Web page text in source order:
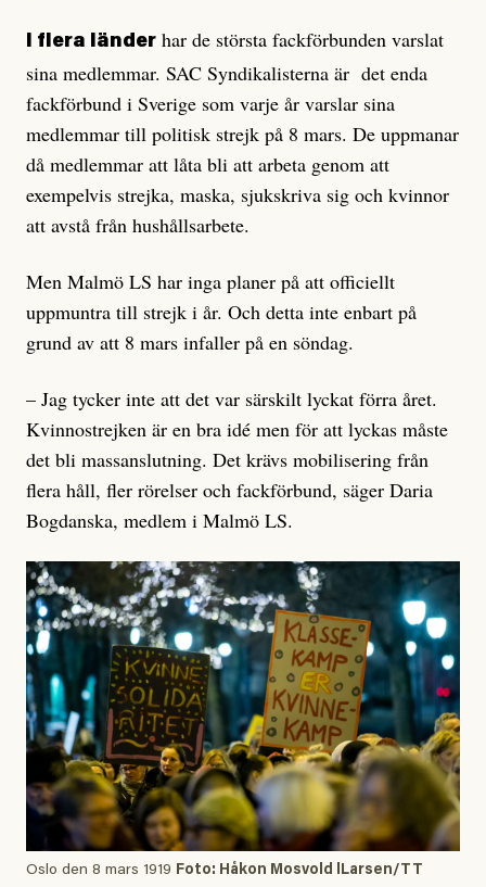
I flera länder har de största fackförbunden varslat
sina medlemmar. SAC Syndikalisterna är det enda
fackförbund i Sverige som varje år varslar sina
medlemmar till politisk strejk på 8 mars. De uppmanar
då medlemmar att låta bli att arbeta genom att
exempelvis strejka, maska, sjukskriva sig och kvinnor
att avstå från hushållsarbete.
Men Malmö LS har inga planer på att officiellt
uppmuntra till strejk i år. Och detta inte enbart på
grund av att 8 mars infaller på en söndag.
– Jag tycker inte att det var särskilt lyckat förra året.
Kvinnostrejken är en bra idé men för att lyckas måste
det bli massanslutning. Det krävs mobilisering från
flera håll, fler rörelser och fackförbund, säger Daria
Bogdanska, medlem i Malmö LS.
Oslo den 8 mars 1919 Foto: Håkon Mosvold lLarsen/TT